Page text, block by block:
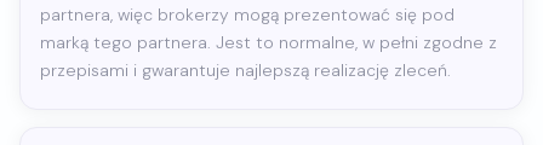
partnera, więc brokerzy mogą prezentować się pod
marką tego partnera. Jest to normalne, w pełni zgodne z
przepisami i gwarantuje najlepszą realizację zleceń.